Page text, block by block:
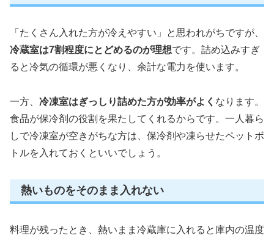
「たくさん入れた方が冷えやすい」と思われがちですが、
冷蔵室は7割程度にとどめるのが理想です。詰め込みすぎ
ると冷気の循環が悪くなり、余計な電力を使います。
一方、 冷凍室はぎっしり詰めた方が効率がよく なります。
食品が保冷剤の役割を果たしてくれるからです。一人暮ら
しで冷凍室が空きがちな方は、保冷剤や凍らせたペットボ
トルを入れておくといいでしょう。
熱いものをそのまま入れない
料理が残ったとき、熱いまま冷蔵庫に入れると庫内の温度